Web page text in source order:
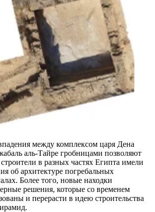
между комплексом царя Дена
аль-Тайре гробницами позволяют
в разных частях Египта имели
об архитектуре погребальных
Более того, новые находки
решения, которые со временем
и перерасти в идею строительства